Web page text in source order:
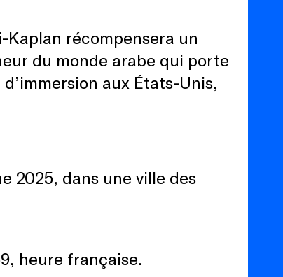
récompensera un
du monde arabe qui porte
aux États-Unis,
2025, dans une ville des
heure française.